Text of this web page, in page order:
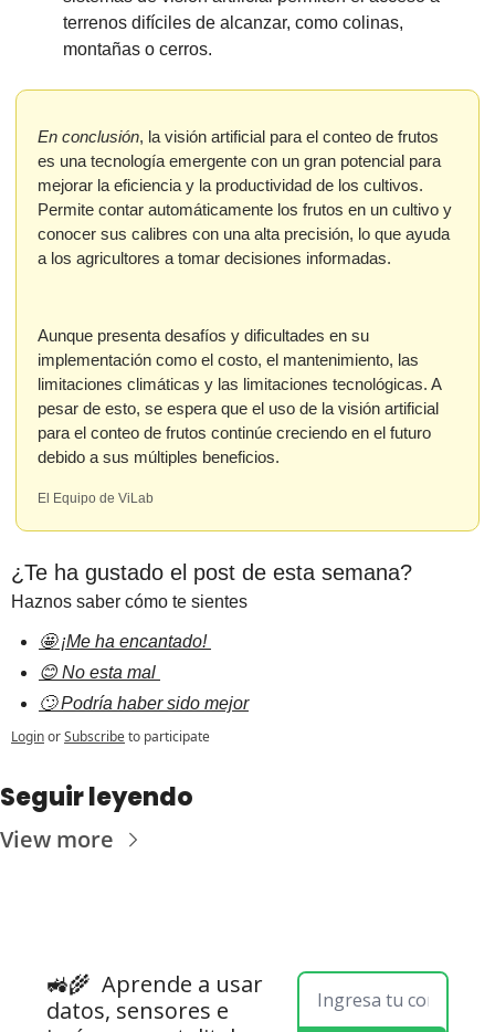
terrenos difíciles de alcanzar, como colinas,
montañas o cerros.
En conclusión, la visión artificial para el conteo de frutos
es una tecnología emergente con un gran potencial para
mejorar la eficiencia y la productividad de los cultivos.
Permite contar automáticamente los frutos en un cultivo y
conocer sus calibres con una alta precisión, lo que ayuda
a los agricultores a tomar decisiones informadas.
Aunque presenta desafíos y dificultades en su
implementación como el costo, el mantenimiento, las
limitaciones climáticas y las limitaciones tecnológicas. A
pesar de esto, se espera que el uso de la visión artificial
para el conteo de frutos continúe creciendo en el futuro
debido a sus múltiples beneficios.
El Equipo de ViLab
¿Te ha gustado el post de esta semana?
Haznos saber cómo te sientes
🤩 ¡Me ha encantado!
😊 No esta mal
🙄 Podría haber sido mejor
LoginorSubscribeto participate
Seguir leyendo
View more
🚜🌾 Aprende a usar
datos, sensores e